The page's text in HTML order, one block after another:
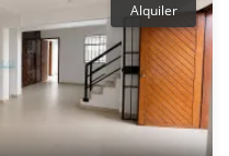
Alquiler